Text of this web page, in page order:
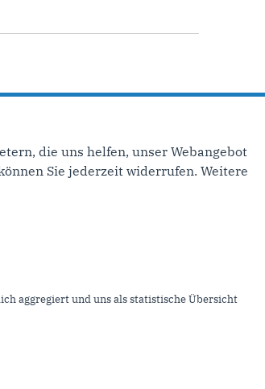
die uns helfen, unser Webangebot
Sie jederzeit widerrufen. Weitere
aggregiert und uns als statistische Übersicht